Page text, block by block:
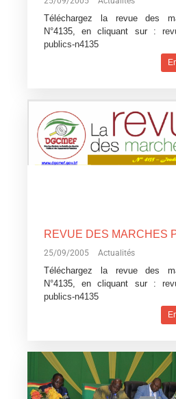
Téléchargez la revue des
N°4135, en cliquant sur :
publics-n4135
25/09/2005 Actualités
Téléchargez la revue des
N°4135, en cliquant sur :
publics-n4135